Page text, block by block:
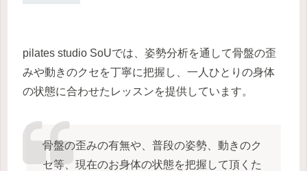
pilates studio SoUでは、姿勢分析を通して骨盤の歪
みや動きのクセを丁寧に把握し、一人ひとりの身体
の状態に合わせたレッスンを提供しています。
骨盤の歪みの有無や、普段の姿勢、動きのク
セ等、現在のお身体の状態を把握して頂くた